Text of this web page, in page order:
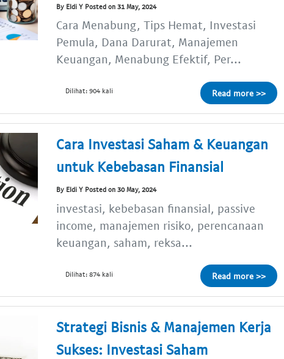
By Eldi Y Posted on 31 May, 2024
Cara Menabung, Tips Hemat, Investasi
Pemula, Dana Darurat, Manajemen
Keuangan, Menabung Efektif, Per...
Dilihat: 904 kali Read more >>
Cara Investasi Saham & Keuangan
untuk Kebebasan Finansial
By Eldi Y Posted on 30 May, 2024
investasi, kebebasan finansial, passive
income, manajemen risiko, perencanaan
keuangan, saham, reksa...
Dilihat: 874 kali Read more >>
Strategi Bisnis & Manajemen Kerja
Sukses: Investasi Saham